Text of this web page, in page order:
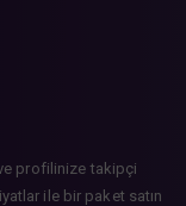
profilinize takipçi
ile bir paket satın